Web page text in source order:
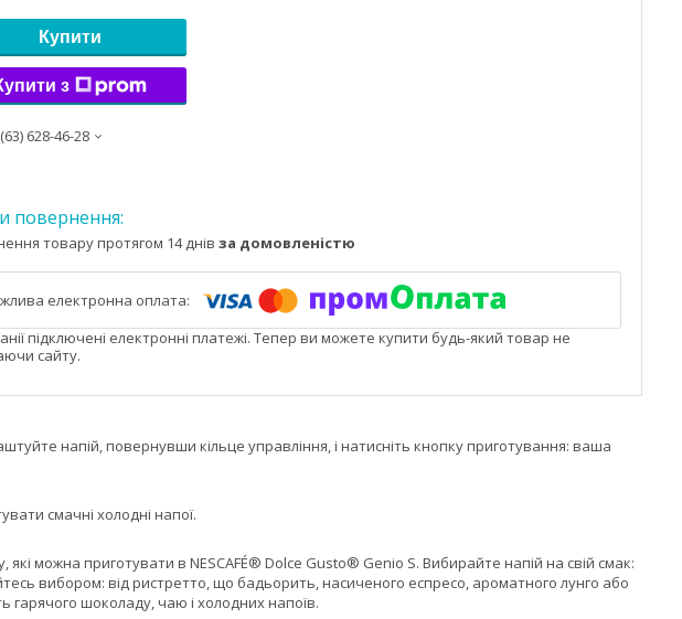
Купити
з
628-46-28
товару протягом 14 днів за домовленістю
підключені електронні платежі. Тепер ви можете купити будь-який товар не
сайту.
напій, повернувши кільце управління, і натисніть кнопку приготування: ваша
смачні холодні напої.
можна приготувати в NESCAFÉ® Dolce Gusto® Genio S. Вибирайте напій на свій смак:
вибором: від ристретто, що бадьорить, насиченого еспресо, ароматного лунго або
гарячого шоколаду, чаю і холодних напоїв.